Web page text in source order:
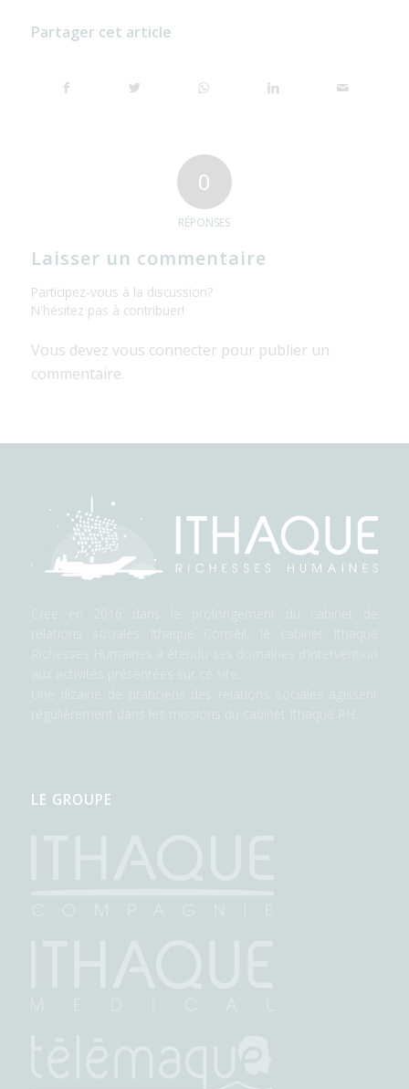
Partager cet article
0
RÉPONSES
Laisser un commentaire
Participez-vous à la discussion?
N'hésitez pas à contribuer!
Vous devez vous connecter pour publier un
commentaire.
LE GROUPE